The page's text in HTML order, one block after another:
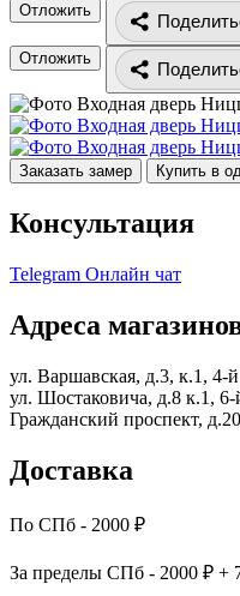
Отложить
Отложить
Заказать замер Купить в
Консультация
Telegram Онлайн чат
Адреса
ул. Варшавская, д.3, к.1, 4-
ул. Шостаковича, д.8 к.1, 6-
Гражданский проспект, д.20
Доставка
По СПб - 2000 ₽
За пределы СПб - 2000 ₽ +